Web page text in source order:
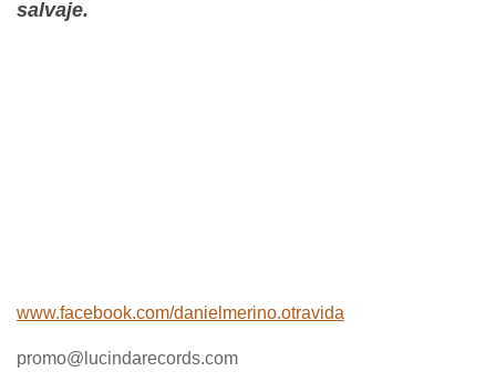
salvaje.
www.facebook.com/danielmerino.otravida
promo@lucindarecords.com